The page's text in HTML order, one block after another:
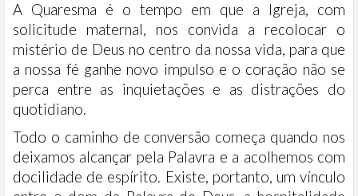
A Quaresma é o tempo em que a Igreja, com
solicitude maternal, nos convida a recolocar o
mistério de Deus no centro da nossa vida, para que
a nossa fé ganhe novo impulso e o coração não se
perca entre as inquietações e as distrações do
quotidiano.
Todo o caminho de conversão começa quando nos
deixamos alcançar pela Palavra e a acolhemos com
docilidade de espírito. Existe, portanto, um vínculo